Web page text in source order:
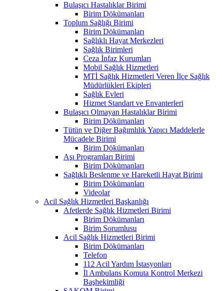
Bulaşıcı Hastalıklar Birimi
Birim Dökümanları
Toplum Sağlığı Birimi
Birim Dökümanları
Sağlıklı Hayat Merkezleri
Sağlık Birimleri
Ceza İnfaz Kurumları
Mobil Sağlık Hizmetleri
MTİ Sağlık Hizmetleri Veren İlçe Sağlık
Müdürlükleri Ekipleri
Sağlık Evleri
Hizmet Standart ve Envanterleri
Bulaşıcı Olmayan Hastalıklar Birimi
Birim Dökümanları
Tütün ve Diğer Bağımlılık Yapıcı Maddelerle
Mücadele Birimi
Birim Dökümanları
Aşı Programları Birimi
Birim Dökümanları
Sağlıklı Beslenme ve Hareketli Hayat Birimi
Birim Dökümanları
Videolar
Acil Sağlık Hizmetleri Başkanlığı
Afetlerde Sağlık Hizmetleri Birimi
Birim Dökümanları
Birim Sorumlusu
Acil Sağlık Hizmetleri Birimi
Birim Dökümanları
Telefon
112 Acil Yardım İstasyonları
İl Ambulans Komuta Kontrol Merkezi
Başhekimliği